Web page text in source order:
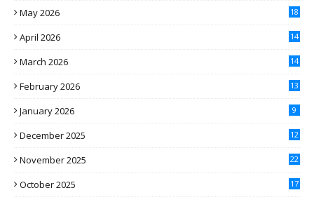
May 2026 18
April 2026 14
March 2026 14
February 2026 13
January 2026 9
December 2025 12
November 2025 22
October 2025 17